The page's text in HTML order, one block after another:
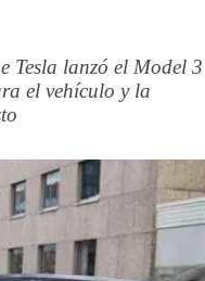
Tesla lanzó el Model 3
el vehículo y la